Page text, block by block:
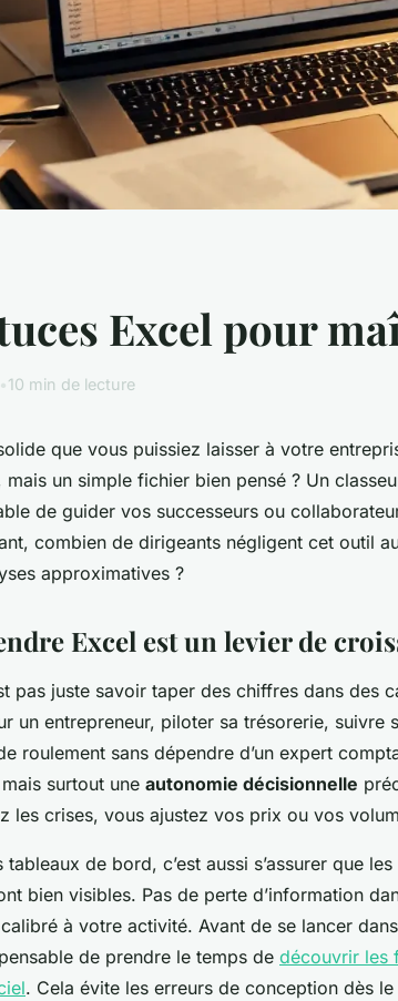
Excel pour
•10 min de lecture
que vous puissiez laisser à votre
un simple fichier bien pensé ? Un
de guider vos successeurs ou
combien de dirigeants négligent cet outil
approximatives ?
Excel est un levier de
pas juste savoir taper des chiffres dans des
un entrepreneur, piloter sa trésorerie, suivre
roulement sans dépendre d’un expert
surtout une autonomie décisionnelle
les crises, vous ajustez vos prix ou vos
de bord, c’est aussi s’assurer que
bien visibles. Pas de perte d’information
à votre activité. Avant de se lancer
de prendre le temps de découvrir les
. Cela évite les erreurs de conception dès